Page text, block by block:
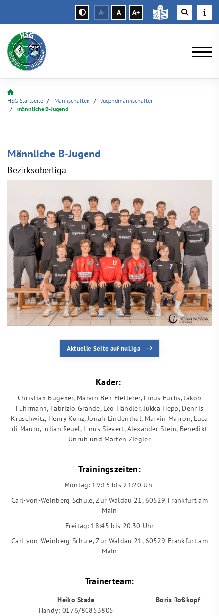
A- A A+
HSG-Startseite Mannschaften
Jugendmannschaften
männliche B-Jugend
Männliche B-Jugend
Bezirksoberliga
Aktuelle Seite auf nuLiga
Kader:
Christian Bügener, Marvin Ben Fletterer, Linus Fuchs, Jakob
Fuhrmann, Fabrizio Grande, Leo Händler, Jukka Hepp, Dennis
Kruschwitz, Henry Kunz, Jonah Lindenthal, Marvin Marron, Luca
di Mauro, Julian Reuel, Linus Sievert, Alexander Stein, Benedikt
Unruh und Marten Ziegler
Trainingszeiten:
Montag: 19:15 bis 21:20 Uhr
Carl-von-Weinberg Schule, Zur Waldau 21, 60529 Frankfurt am
Main
Freitag: 18:45 bis 20.30 Uhr
Carl-von-Weinberg Schule, Zur Waldau 21, 60529 Frankfurt am
Main
Trainerteam:
Heiko Stade
Handy: 0176/80853805
Boris Roßkopf